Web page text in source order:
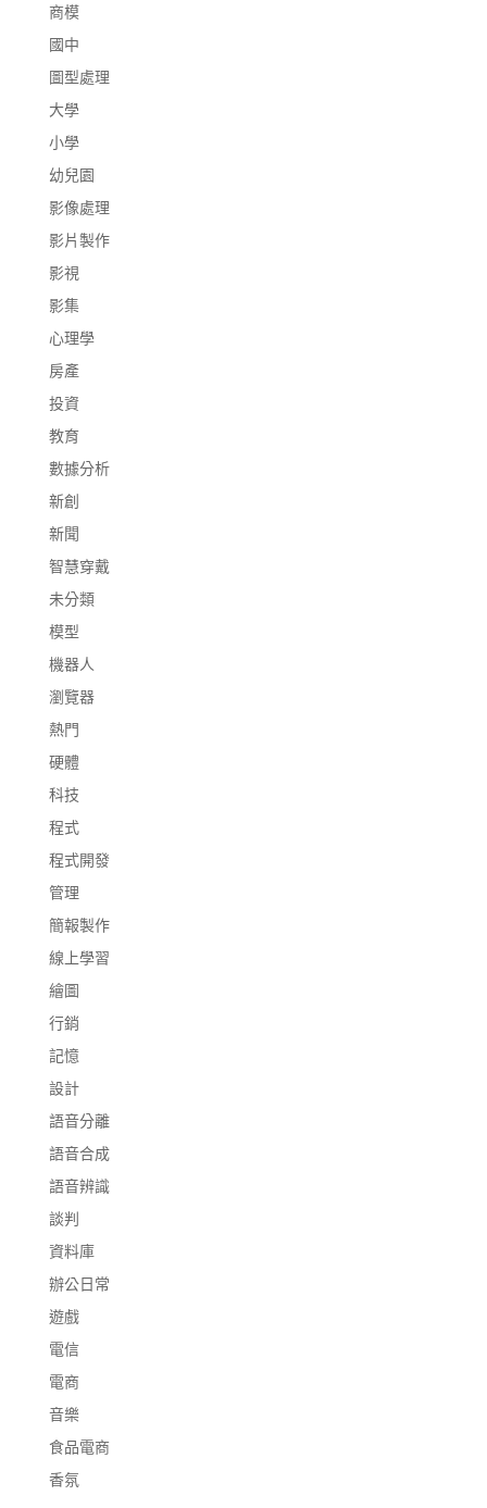
商模
國中
圖型處理
大學
小學
幼兒園
影像處理
影片製作
影視
影集
心理學
房產
投資
教育
數據分析
新創
新聞
智慧穿戴
未分類
模型
機器人
瀏覽器
熱門
硬體
科技
程式
程式開發
管理
簡報製作
線上學習
繪圖
行銷
記憶
設計
語音分離
語音合成
語音辨識
談判
資料庫
辦公日常
遊戲
電信
電商
音樂
食品電商
香氛